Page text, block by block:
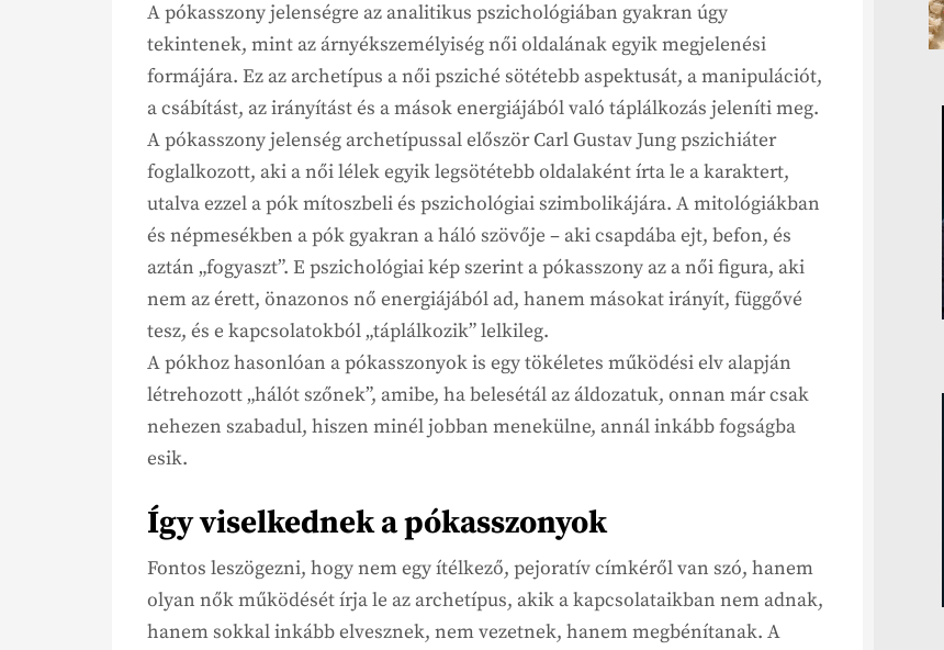
A pókasszony jelenségre az analitikus pszichológiában gyakran úgy
tekintenek, mint az árnyékszemélyiség női oldalának egyik megjelenési
formájára. Ez az archetípus a női psziché sötétebb aspektusát, a manipulációt,
a csábítást, az irányítást és a mások energiájából való táplálkozás jeleníti meg.
A pókasszony jelenség archetípussal először Carl Gustav Jung pszichiáter
foglalkozott, aki a női lélek egyik legsötétebb oldalaként írta le a karaktert,
utalva ezzel a pók mítoszbeli és pszichológiai szimbolikájára. A mitológiákban
és népmesékben a pók gyakran a háló szövője – aki csapdába ejt, befon, és
aztán „fogyaszt”. E pszichológiai kép szerint a pókasszony az a női figura, aki
nem az érett, önazonos nő energiájából ad, hanem másokat irányít, függővé
tesz, és e kapcsolatokból „táplálkozik” lelkileg.
A pókhoz hasonlóan a pókasszonyok is egy tökéletes működési elv alapján
létrehozott „hálót szőnek”, amibe, ha belesétál az áldozatuk, onnan már csak
nehezen szabadul, hiszen minél jobban menekülne, annál inkább fogságba
esik.
Így viselkednek a pókasszonyok
Fontos leszögezni, hogy nem egy ítélkező, pejoratív címkéről van szó, hanem
olyan nők működését írja le az archetípus, akik a kapcsolataikban nem adnak,
hanem sokkal inkább elvesznek, nem vezetnek, hanem megbénítanak. A